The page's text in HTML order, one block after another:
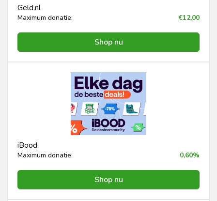
Geld.nl
Maximum donatie: €12,00
Shop nu
iBood
Maximum donatie: 0,60%
Shop nu